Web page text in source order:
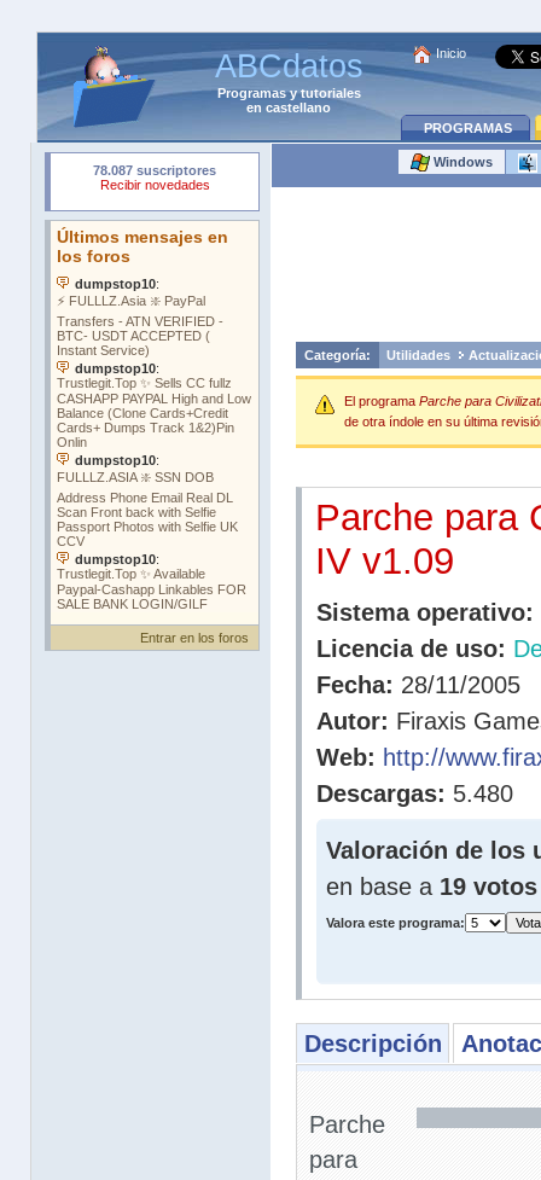
ABCdatos
Programasytutoriales
en castellano
Inicio
PROGRAMAS
Entrar en los foros
Windows
Categoría: Utilidades
El programa Parche para
de otra índole en su última
Parche para
IV v1.09
Sistema operativo:
Licencia de uso:
Fecha: 28/11/2005
Autor: Firaxis
Web: http://
Descargas: 5.480
Valoración de los
en base a 19 votos
Valora este programa:
Descripción
Parche
para